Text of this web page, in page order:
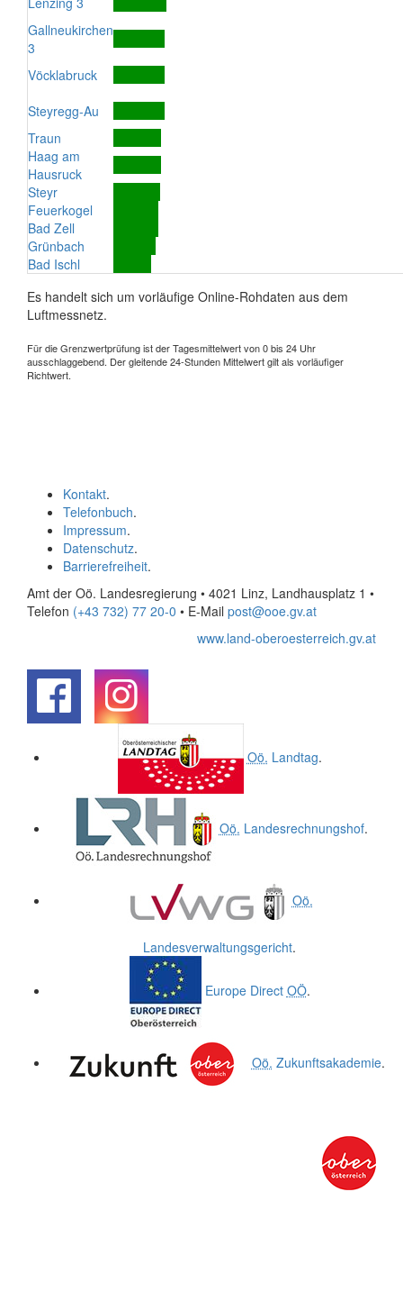
Gallneukirchen
3
Vöcklabruck
Steyregg-Au
Traun
Haag am
Hausruck
Steyr
Feuerkogel
Bad Zell
Grünbach
Bad Ischl
Es handelt sich um vorläufige Online-Rohdaten aus dem
Luftmessnetz.
Für die Grenzwertprüfung ist der Tagesmittelwert von 0 bis 24 Uhr
ausschlaggebend. Der gleitende 24-Stunden Mittelwert gilt als vorläufiger
Richtwert.
Kontakt.
Telefonbuch.
Impressum.
Datenschutz.
Barrierefreiheit.
Amt der Oö. Landesregierung • 4021 Linz, Landhausplatz 1 •
Telefon (+43 732) 77 20-0 • E-Mail post@ooe.gv.at
www.land-oberoesterreich.gv.at
Oö. Landtag.
Oö. Landesrechnungshof.
Oö.
Landesverwaltungsgericht.
Europe Direct OÖ.
Oö. Zukunftsakademie.